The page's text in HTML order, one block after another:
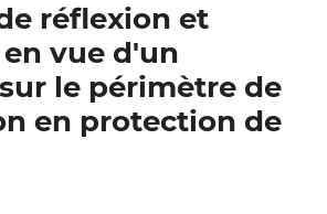
réflexion et
vue d'un
le périmètre de
en protection de